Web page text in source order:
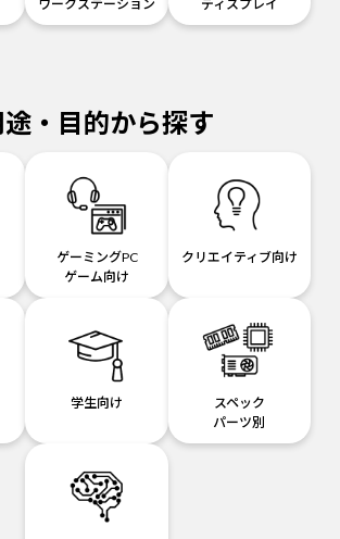
ワークステーション ディスプレイ
途・目的から探す
ゲーミングPC
ゲーム向け
クリエイティブ向け
学生向け
スペック
パーツ別